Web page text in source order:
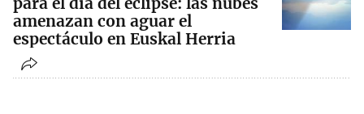
amenazan con aguar el
espectáculo en Euskal Herria